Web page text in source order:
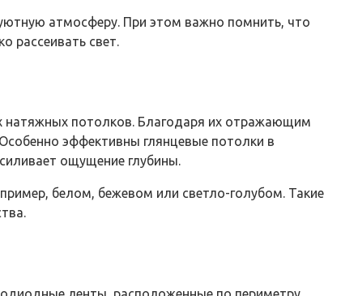
атмосферу. При этом важно помнить, что
рассеивать свет.
натяжных потолков. Благодаря их отражающим
эффективны глянцевые потолки в
ощущение глубины.
белом, бежевом или светло-голубом. Такие